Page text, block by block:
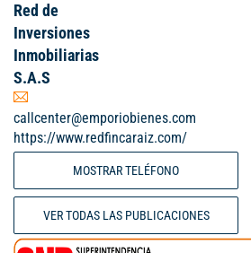
Red de
Inversiones
Inmobiliarias
S.A.S
callcenter@emporiobienes.com
https://www.redfincaraiz.com/
MOSTRAR TELÉFONO
VER TODAS LAS PUBLICACIONES